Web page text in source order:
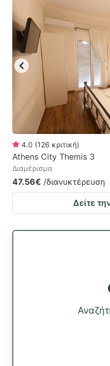
4.0 (126 κριτική)
Athens City Themis 3
Διαμέρισμα
47.56€ /διανυκτέρευση
Δείτε